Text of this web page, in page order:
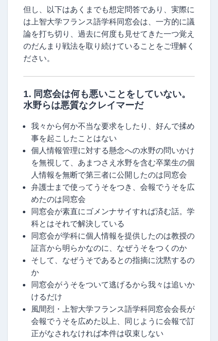
但し、以下はあくまでも想定問答であり、実際に
は上智大学フランス語学科同窓会は、一方的に議
論を打ち切り、過去に何度も見せてきた一つ覚え
のだんまり戦法を取り続けていることをご理解く
ださい。
1. 同窓会は何も悪いことをしていない。
水野らは悪質なクレイマーだ
我々から何か不当な要求をしたり、好んで揉め
事を起こしたことはない
個人情報管理に対する懸念への水野の問いかけ
を無視して、あまつさえ水野を含む卒業生の個
人情報を無断で第三者に公開したのは同窓会
弁護士まで使ってうそをつき、会報でうそを広
めたのは同窓会
同窓会が素直にゴメンナサイすれば済む話。学
科とはそれで解決している
同窓会が学科に個人情報を提供したのは教授の
証言から明らかなのに、なぜうそをつくのか
そして、なぜうそであるとの指摘に沈黙するの
か
同窓会がうそをついて逃げるから我々は追いか
けるだけ
風間烈・上智大学フランス語学科同窓会会長が
会報でうそを広めた以上、同じように会報で訂
正がなされなければ本件は収束しない